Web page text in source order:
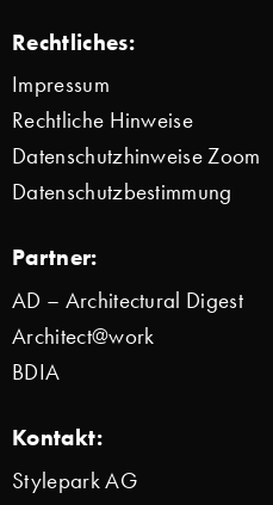
Rechtliches:
Impressum
Rechtliche Hinweise
Datenschutzhinweise Zoom
Datenschutzbestimmung
Partner:
AD – Architectural Digest
Architect@work
BDIA
Kontakt:
Stylepark AG